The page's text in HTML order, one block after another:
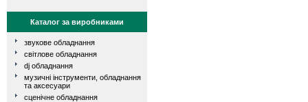
Каталог за виробниками
звукове обладнання
світлове обладнання
dj обладнання
музичні інструменти, обладнання
та аксесуари
сценічне обладнання